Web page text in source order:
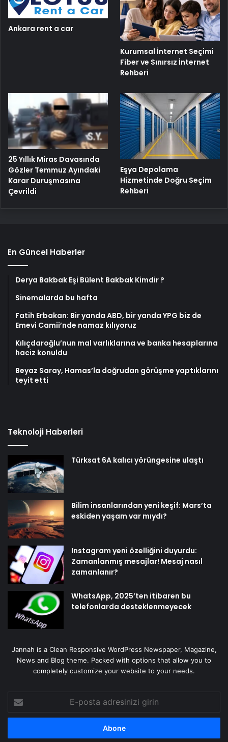
Ankara rent a car
Kurumsal İnternet Seçimi
Fiber ve Sınırsız İnternet
Rehberi
25 Yıllık Miras Davasında
Gözler Temmuz Ayındaki
Karar Duruşmasına
Çevrildi
Eşya Depolama
Hizmetinde Doğru Seçim
Rehberi
En Güncel Haberler
Derya Bakbak Eşi Bülent Bakbak Kimdir ?
Sinemalarda bu hafta
Fatih Erbakan: Bir yanda ABD, bir yanda YPG biz de
Emevi Camii’nde namaz kılıyoruz
Kılıçdaroğlu’nun mal varlıklarına ve banka hesaplarına
haciz konuldu
Beyaz Saray, Hamas’la doğrudan görüşme yaptıklarını
teyit etti
Teknoloji Haberleri
Türksat 6A kalıcı yörüngesine ulaştı
Bilim insanlarından yeni keşif: Mars’ta
eskiden yaşam var mıydı?
Instagram yeni özelliğini duyurdu:
Zamanlanmış mesajlar! Mesaj nasıl
zamanlanır?
WhatsApp, 2025’ten itibaren bu
telefonlarda desteklenmeyecek
Jannah is a Clean Responsive WordPress Newspaper, Magazine,
News and Blog theme. Packed with options that allow you to
completely customize your website to your needs.
posta
adresinizi